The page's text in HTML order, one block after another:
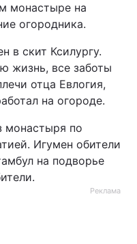
монастыре на
огородника.
в скит Ксилургу.
жизнь, все заботы
отца Евлогия,
на огороде.
монастыря по
Игумен обители
на подворье
Реклама